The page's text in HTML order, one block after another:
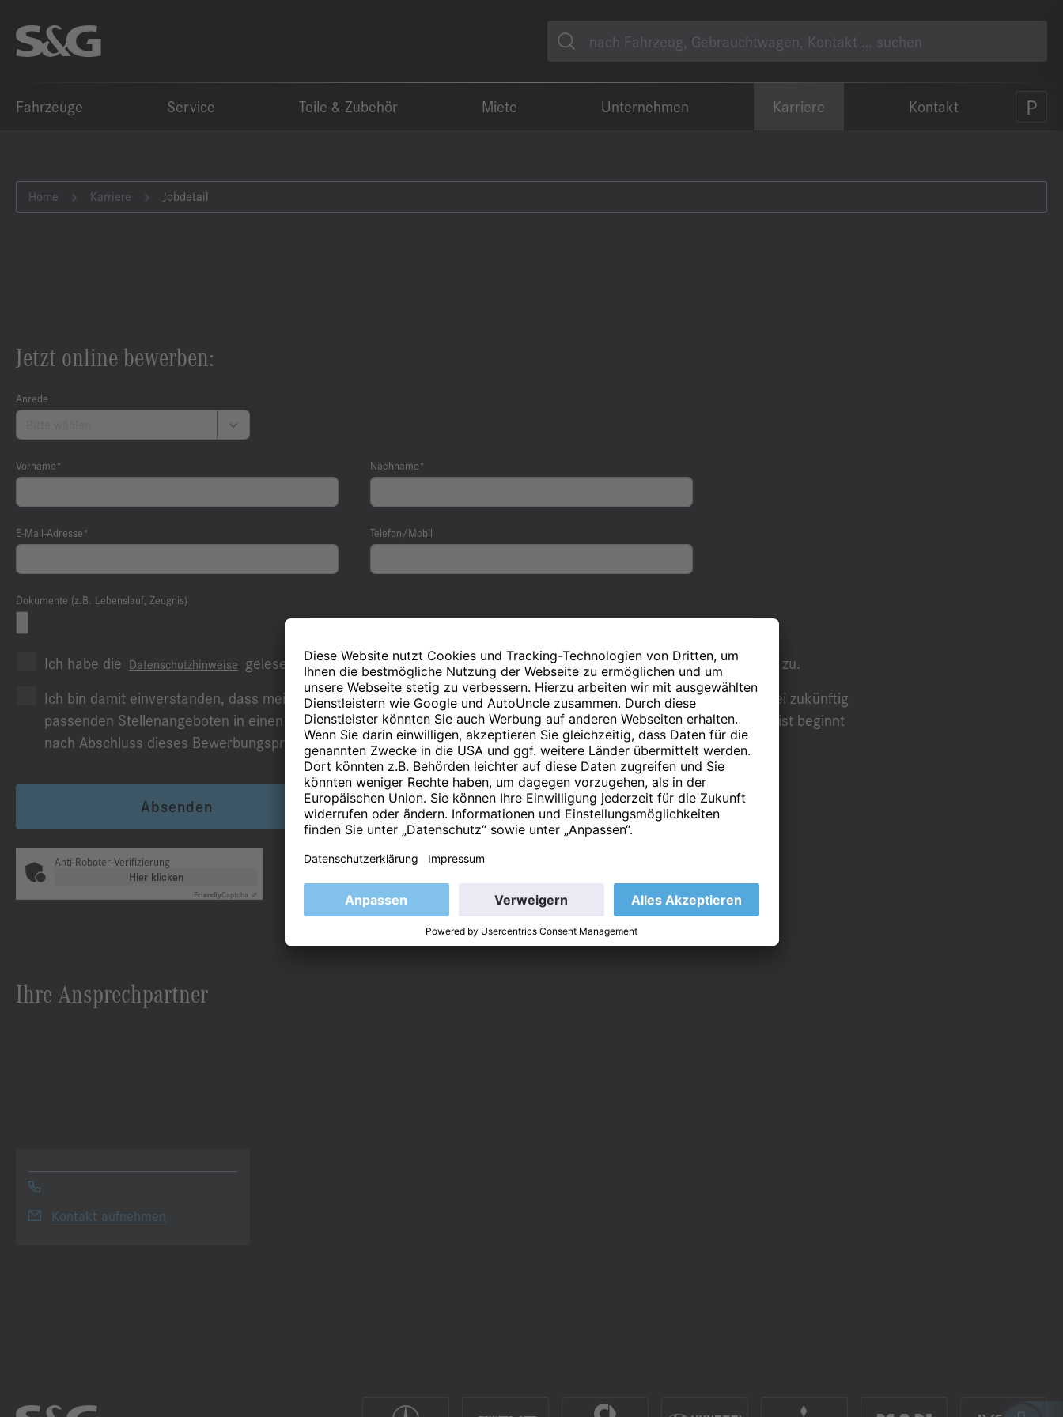
Suche
Fahrzeuge Service Teile & Zubehör Miete Unternehmen Karriere Kontakt
Home Karriere Jobdetail
Jetzt online bewerben:
Anrede
Vorname* Nachname*
E-Mail-Adresse* Telefon/Mobil
Dokumente (z.B. Lebenslauf, Zeugnis)
Ich habe die Datenschutzhinweise gelesen und stimme der Datenverarbeitung im Rahmen des Bewerbungsverfahrens zu.
Ich bin damit einverstanden, dass meine Daten zum Zweck der weiteren Berücksichtigung und Kontaktaufnahme bei zukünftig
passenden Stellenangeboten in einen Talentpool aufgenommen und dort für 12 Monate gespeichert bleiben. Die Frist beginnt
nach Abschluss dieses Bewerbungsprozesses.
Absenden
Anti-Roboter-Verifizierung
Hier klicken
FriendlyCaptcha ⇗
Ihre Ansprechpartner
Kontakt aufnehmen